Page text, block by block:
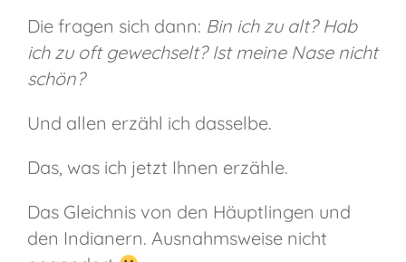
Die fragen sich dann: Bin ich zu alt? Hab
ich zu oft gewechselt? Ist meine Nase nicht
schön?
Und allen erzähl ich dasselbe.
Das, was ich jetzt Ihnen erzähle.
Das Gleichnis von den Häuptlingen und
den Indianern. Ausnahmsweise nicht